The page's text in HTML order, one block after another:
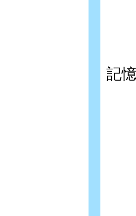
由
手
記
三
這